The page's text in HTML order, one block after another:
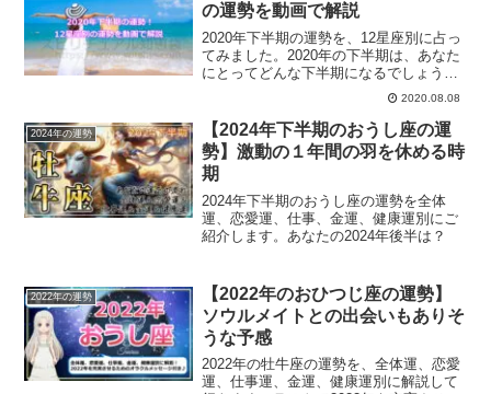
の運勢を動画で解説
2020年下半期の運勢を、12星座別に占っ
てみました。2020年の下半期は、あなた
にとってどんな下半期になるでしょう
か？12星座別の運勢を動画で詳しく解説
2020.08.08
2024年の運勢
【2024年下半期のおうし座の運
勢】激動の１年間の羽を休める時
期
2024年下半期のおうし座の運勢を全体
運、恋愛運、仕事、金運、健康運別にご
紹介します。あなたの2024年後半は？
2022年の運勢
【2022年のおひつじ座の運勢】
ソウルメイトとの出会いもありそ
うな予感
2022年の牡牛座の運勢を、全体運、恋愛
運、仕事運、金運、健康運別に解説して